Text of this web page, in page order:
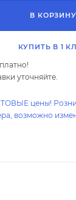
В КОРЗИНУ
КУПИТЬ В 1
уточняйте.
цены!
возможно